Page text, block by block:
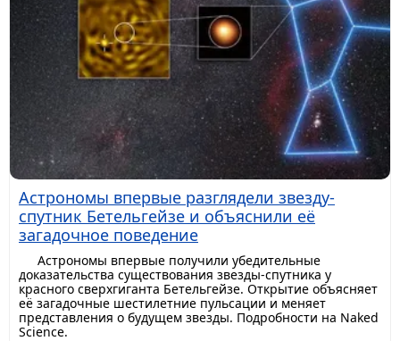
Астрономы впервые разглядели звезду-
спутник Бетельгейзе и объяснили её
загадочное поведение
Астрономы впервые получили убедительные
доказательства существования звезды-спутника у
красного сверхгиганта Бетельгейзе. Открытие объясняет
её загадочные шестилетние пульсации и меняет
представления о будущем звезды. Подробности на Naked
Science.